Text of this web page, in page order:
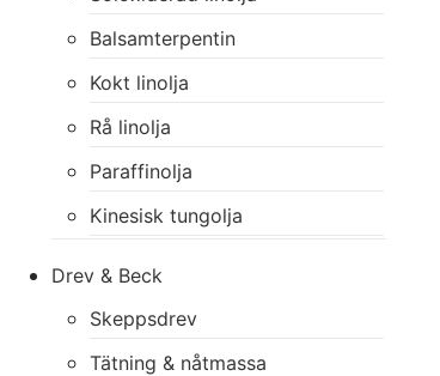
Balsamterpentin
Kokt linolja
Rå linolja
Paraffinolja
Kinesisk tungolja
Drev & Beck
Skeppsdrev
Tätning & nåtmassa